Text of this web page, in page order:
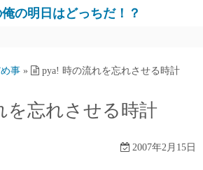
の明日はどっちだ！？
事 » pya! 時の流れを忘れさせる時計
を忘れさせる時計
2007年2月15日